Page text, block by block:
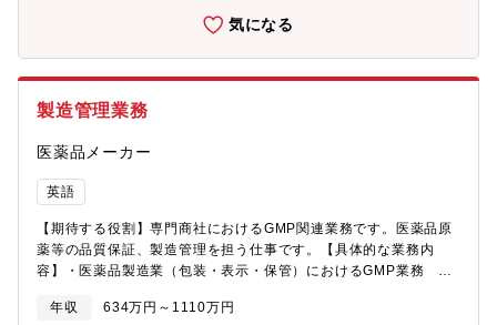
管理を行っています。・各種法令に改正がある際には同社の販売
ます。・同社は原料の製造はしていませんが、輸入があるので、
している様々な業許可の維持のため、関連法令の収集、対応、市
様と協力して、医薬部外品にも使用できる原料にするため医薬部
外品を申請しています。【組織構成】研究開発部・処方チーム副
部長1名（40代男性）、課長1名（40代女性）メンバー19名（東
西合計）・薬事品質保証グループ大阪：課長1名（40代男性）、メ
ンバー2名（30代女性2名）東京：メンバー1名（40代前半男性）
気になる
製造管理業務
医薬品メーカー
英語
【期待する役割】専門商社におけるGMP関連業務です。医薬品原
薬等の品質保証、製造管理を担う仕事です。【具体的な業務内
容】・医薬品製造業（包装・表示・保管）におけるGMP業務
理等）・品質システムに従った業務の遂行・外国製造業者、及び
年収 634万円～1110万円